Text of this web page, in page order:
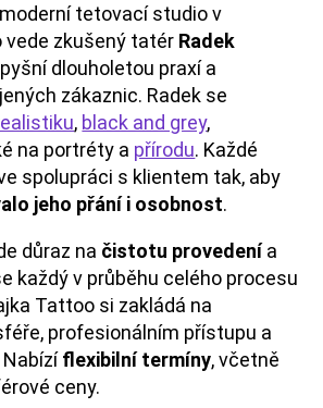
tetovací studio v
vede zkušený tatér Radek
dlouholetou praxí a
zákaznic. Radek se
, black and grey,
na portréty a přírodu. Každé
spolupráci s klientem tak, aby
jeho přání i osobnost.
důraz na čistotu provedenía
každý v průběhu celého procesu
Tattoo si zakládá na
profesionálním přístupu a
flexibilní termíny, včetně
ceny.